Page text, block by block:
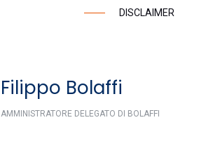
DISCLAIMER
Filippo Bolaffi
AMMINISTRATORE DELEGATO DI BOLAFFI